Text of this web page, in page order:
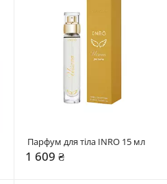
Парфум для тіла INRO 15 мл
1 609 ₴